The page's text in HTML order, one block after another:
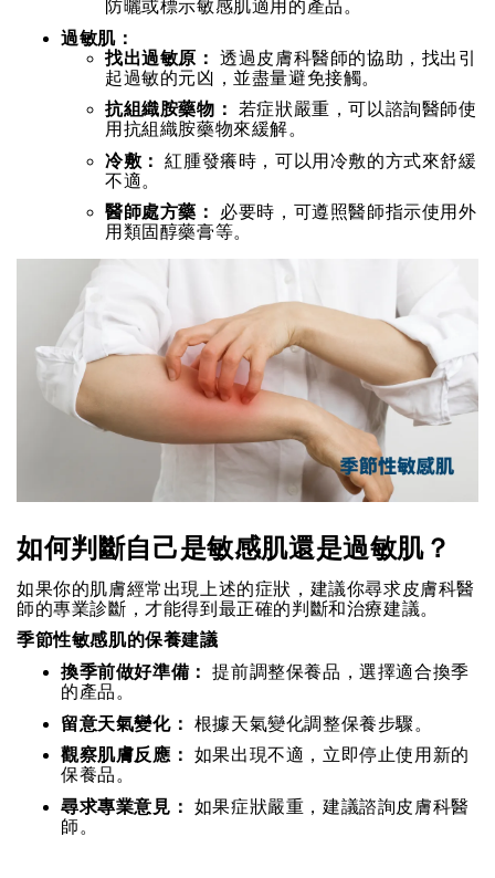
防曬或標示敏感肌適用的產品。
過敏肌：
找出過敏原：
透過皮膚科醫師的協助，找出引
起過敏的元凶，並盡量避免接觸。
抗組織胺藥物：
若症狀嚴重，可以諮詢醫師使
用抗組織胺藥物來緩解。
冷敷：
紅腫發癢時，可以用冷敷的方式來舒緩
不適。
醫師處方藥：
必要時，可遵照醫師指示使用外
用類固醇藥膏等。
如何判斷自己是敏感肌還是過敏肌？
如果你的肌膚經常出現上述的症狀，建議你尋求皮膚科醫
師的專業診斷，才能得到最正確的判斷和治療建議。
季節性敏感肌的保養建議
換季前做好準備：
提前調整保養品，選擇適合換季
的產品。
留意天氣變化：
根據天氣變化調整保養步驟。
觀察肌膚反應：
如果出現不適，立即停止使用新的
保養品。
尋求專業意見：
如果症狀嚴重，建議諮詢皮膚科醫
師。